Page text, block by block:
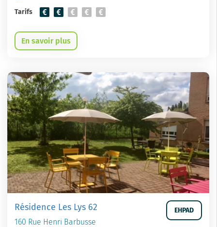
Tarifs
En savoir plus
Résidence Les Lys 62
160 Rue Henri Barbusse
EHPAD